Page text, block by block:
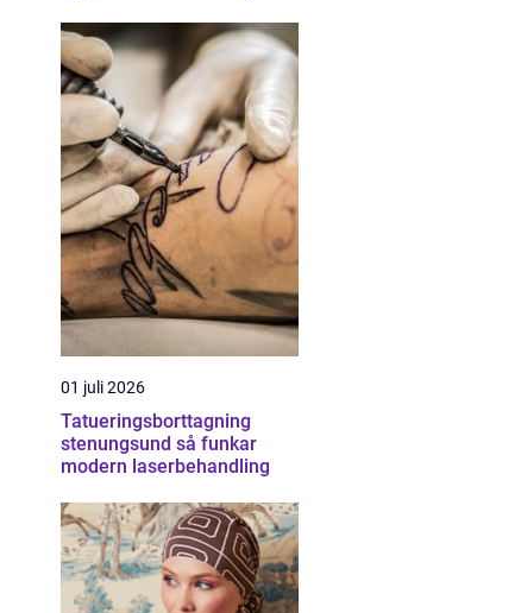
01 juli 2026
Tatueringsborttagning
stenungsund så funkar
modern laserbehandling